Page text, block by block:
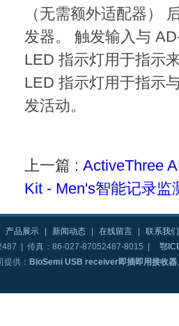
（无需额外适配器）
发器。 触发输入与
LED 指示灯用于指示
LED 指示灯用于指示
发活动。
上一篇 : ActiveThree
Kit - Men's智能记录监
产品展示 新闻动态 在线留言
联系我们
| 传真：86-027-87052487-8015 |
鄂
供： BioSemi USB receiver即插即用接收器,